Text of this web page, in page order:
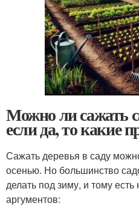
Можно ли сажать
если да, то какие
Сажать деревья в саду
осенью. Но большинство
делать под зиму, и тому
аргументов: